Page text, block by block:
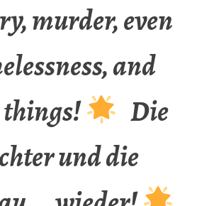
murder, even
and
Die
und die